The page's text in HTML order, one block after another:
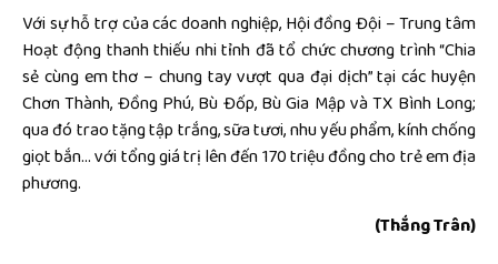
Với sự hỗ trợ của các doanh nghiệp, Hội đồng Đội – Trung tâm
Hoạt động thanh thiếu nhi tỉnh đã tổ chức chương trình “Chia
sẻ cùng em thơ – chung tay vượt qua đại dịch” tại các huyện
Chơn Thành, Đồng Phú, Bù Đốp, Bù Gia Mập và TX Bình Long;
qua đó trao tặng tập trắng, sữa tươi, nhu yếu phẩm, kính chống
giọt bắn… với tổng giá trị lên đến 170 triệu đồng cho trẻ em địa
phương.
(Thắng Trân)